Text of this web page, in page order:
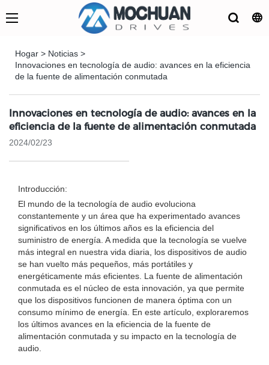
Hogar > Noticias >
Innovaciones en tecnología de audio: avances en la eficiencia
de la fuente de alimentación conmutada
Innovaciones en tecnología de audio: avances en la
eficiencia de la fuente de alimentación conmutada
2024/02/23
Introducción:
El mundo de la tecnología de audio evoluciona
constantemente y un área que ha experimentado avances
significativos en los últimos años es la eficiencia del
suministro de energía. A medida que la tecnología se vuelve
más integral en nuestra vida diaria, los dispositivos de audio
se han vuelto más pequeños, más portátiles y
energéticamente más eficientes. La fuente de alimentación
conmutada es el núcleo de esta innovación, ya que permite
que los dispositivos funcionen de manera óptima con un
consumo mínimo de energía. En este artículo, exploraremos
los últimos avances en la eficiencia de la fuente de
alimentación conmutada y su impacto en la tecnología de
audio.